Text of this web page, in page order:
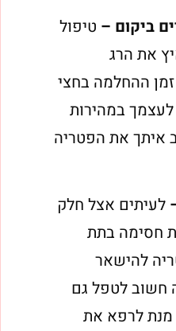
ביקום – טיפול
את הרג
ההחלמה בחצי
במהירות
את הפטריה
אצל חלק
חסימה בתת
להישאר
לטפל גם
לרפא את